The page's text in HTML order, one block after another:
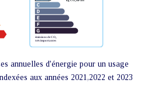
annuelles d'énergie pour un usage
aux années 2021,2022 et 2023